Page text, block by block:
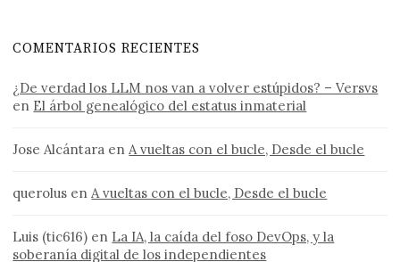
COMENTARIOS RECIENTES
¿De verdad los LLM nos van a volver estúpidos? – Versvs
en El árbol genealógico del estatus inmaterial
Jose Alcántara en A vueltas con el bucle, Desde el bucle
querolus en A vueltas con el bucle, Desde el bucle
Luis (tic616) en La IA, la caída del foso DevOps, y la
soberanía digital de los independientes